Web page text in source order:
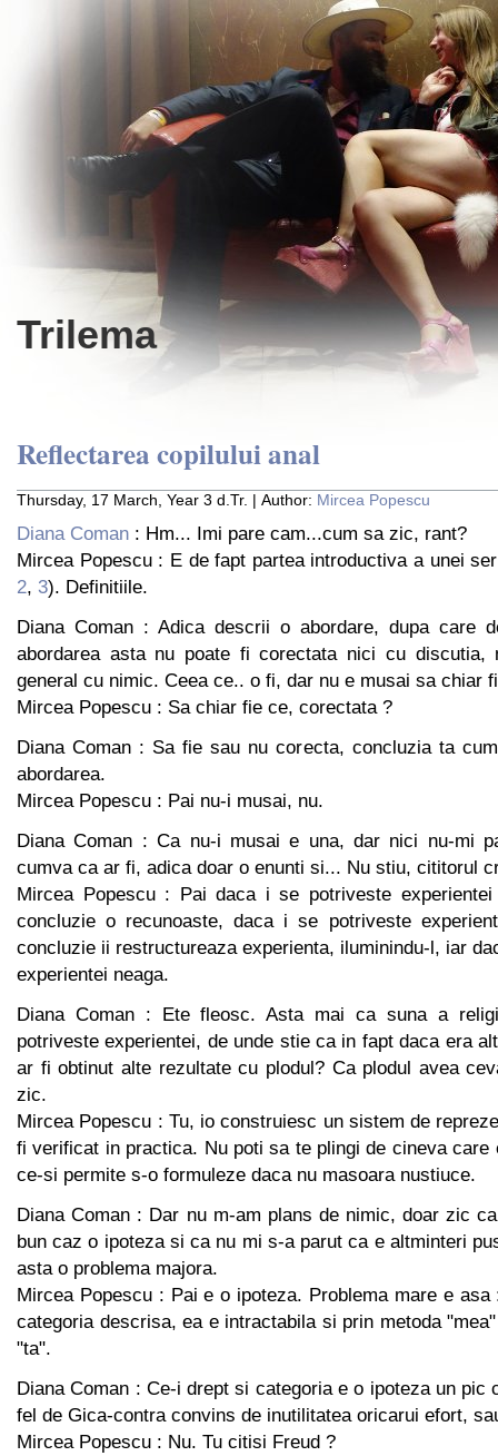
Trilema
Reflectarea copilului anal
Thursday, 17 March, Year 3 d.Tr. | Author: Mircea Popescu
Diana Coman : Hm... Imi pare cam...cum sa zic, rant?
Mircea Popescu : E de fapt partea introductiva a unei
2, 3). Definitiile.
Diana Coman : Adica descrii o abordare, dupa care
abordarea asta nu poate fi corectata nici cu
general cu nimic. Ceea ce.. o fi, dar nu e musai sa chiar
Mircea Popescu : Sa chiar fie ce, corectata ?
Diana Coman : Sa fie sau nu corecta, concluzia ta
abordarea.
Mircea Popescu : Pai nu-i musai, nu.
Diana Coman : Ca nu-i musai e una, dar nici nu-mi
cumva ca ar fi, adica doar o enunti si... Nu stiu, cititorul
Mircea Popescu : Pai daca i se potriveste
concluzie o recunoaste, daca i se potriveste
concluzie ii restructureaza experienta, iluminindu-l, iar
experientei neaga.
Diana Coman : Ete fleosc. Asta mai ca suna a
potriveste experientei, de unde stie ca in fapt daca era
ar fi obtinut alte rezultate cu plodul? Ca plodul avea
zic.
Mircea Popescu : Tu, io construiesc un sistem de
fi verificat in practica. Nu poti sa te plingi de cineva care
ce-si permite s-o formuleze daca nu masoara nustiuce.
Diana Coman : Dar nu m-am plans de nimic, doar zic
bun caz o ipoteza si ca nu mi s-a parut ca e altminteri
asta o problema majora.
Mircea Popescu : Pai e o ipoteza. Problema mare e
categoria descrisa, ea e intractabila si prin metoda
"ta".
Diana Coman : Ce-i drept si categoria e o ipoteza un pic
fel de Gica-contra convins de inutilitatea oricarui efort,
Mircea Popescu : Nu. Tu citisi Freud ?